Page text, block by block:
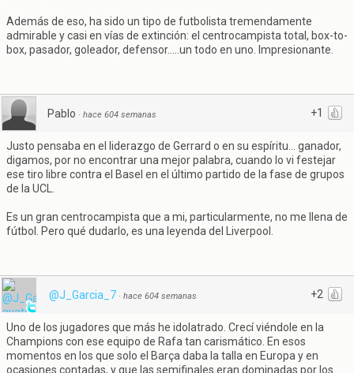
Además de eso, ha sido un tipo de futbolista tremendamente
admirable y casi en vías de extinción: el centrocampista total, box-to-
box, pasador, goleador, defensor.....un todo en uno. Impresionante.
+1
Pablo · hace 604 semanas
Justo pensaba en el liderazgo de Gerrard o en su espíritu... ganador,
digamos, por no encontrar una mejor palabra, cuando lo vi festejar
ese tiro libre contra el Basel en el último partido de la fase de grupos
de la UCL.
Es un gran centrocampista que a mi, particularmente, no me llena de
fútbol. Pero qué dudarlo, es una leyenda del Liverpool.
+2
@J_Garcia_7 · hace 604 semanas
Uno de los jugadores que más he idolatrado. Crecí viéndole en la
Champions con ese equipo de Rafa tan carismático. En esos
momentos en los que solo el Barça daba la talla en Europa y en
ocasiones contadas, y que las semifinales eran dominadas por los